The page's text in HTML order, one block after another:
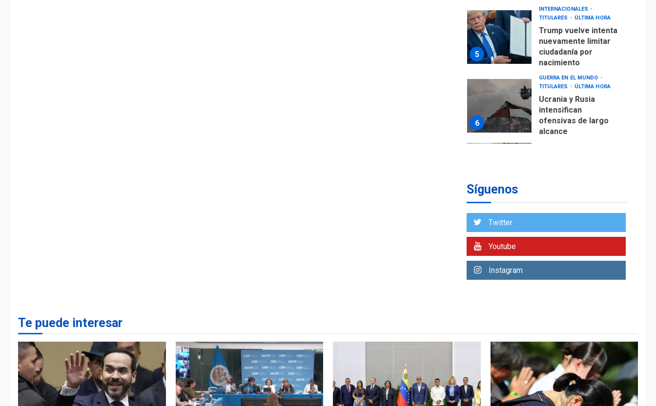
5
INTERNACIONALES
TITULARES
ÚLTIMA HORA
Trump vuelve intenta
nuevamente limitar
ciudadanía por
nacimiento
6
GUERRA EN EL MUNDO
TITULARES
ÚLTIMA HORA
Ucrania y Rusia
intensifican
ofensivas de largo
alcance
7
1
TITULARES
ÚLTIMA HORA
asumirá Presidencia
fuera de Bogotá
3
TITULARES
ÚLTIMA HORA
Gobierno y AN2015 en
nueva mesa de
diálogo
INTERNACIONALES
Síguenos
Twitter
Youtube
Instagram
Te puede interesar